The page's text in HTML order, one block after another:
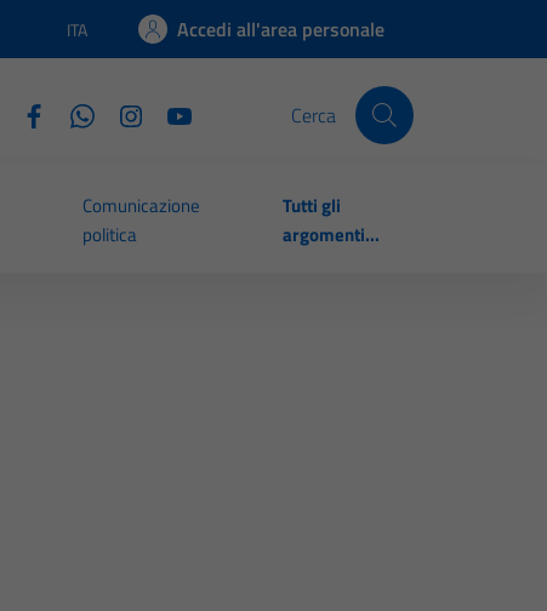
Lingua attiva:
ITA Accedi all'area personale
Cerca
Comunicazione
politica
Tutti gli
argomenti...